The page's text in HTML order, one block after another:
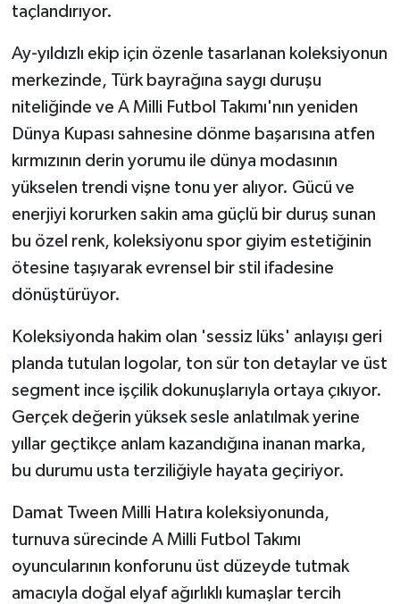
taçlandırıyor.
Ay-yıldızlı ekip için özenle tasarlanan koleksiyonun
merkezinde, Türk bayrağına saygı duruşu
niteliğinde ve A Milli Futbol Takımı'nın yeniden
Dünya Kupası sahnesine dönme başarısına atfen
kırmızının derin yorumu ile dünya modasının
yükselen trendi vişne tonu yer alıyor. Gücü ve
enerjiyi korurken sakin ama güçlü bir duruş sunan
bu özel renk, koleksiyonu spor giyim estetiğinin
ötesine taşıyarak evrensel bir stil ifadesine
dönüştürüyor.
Koleksiyonda hakim olan 'sessiz lüks' anlayışı geri
planda tutulan logolar, ton sür ton detaylar ve üst
segment ince işçilik dokunuşlarıyla ortaya çıkıyor.
Gerçek değerin yüksek sesle anlatılmak yerine
yıllar geçtikçe anlam kazandığına inanan marka,
bu durumu usta terziliğiyle hayata geçiriyor.
Damat Tween Milli Hatıra koleksiyonunda,
turnuva sürecinde A Milli Futbol Takımı
oyuncularının konforunu üst düzeyde tutmak
amacıyla doğal elyaf ağırlıklı kumaşlar tercih